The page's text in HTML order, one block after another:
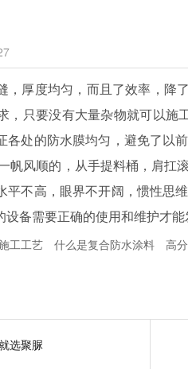
，厚度均匀，而且了效率，降
，只要没有大量杂物就可以
各处的防水膜均匀，避免了以
帆风顺的，从手提料桶，肩扛
平不高，眼界不开阔，惯性思
备需要正确的使用和维护才
工工艺 什么是复合防水涂料 高
选聚脲